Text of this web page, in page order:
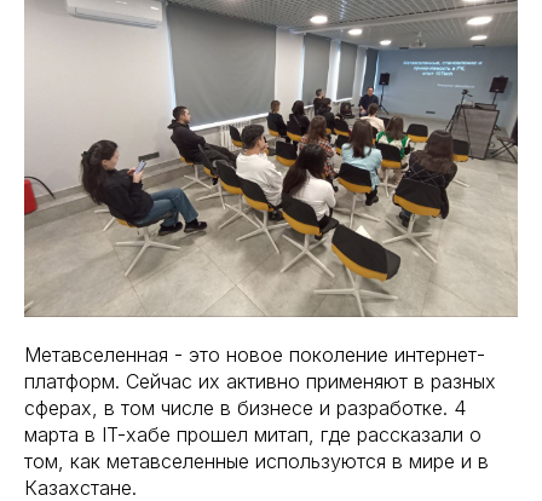
Метавселенная - это новое поколение интернет-
платформ. Сейчас их активно применяют в разных
сферах, в том числе в бизнесе и разработке. 4
марта в IT-хабе прошел митап, где рассказали о
том, как метавселенные используются в мире и в
Казахстане.